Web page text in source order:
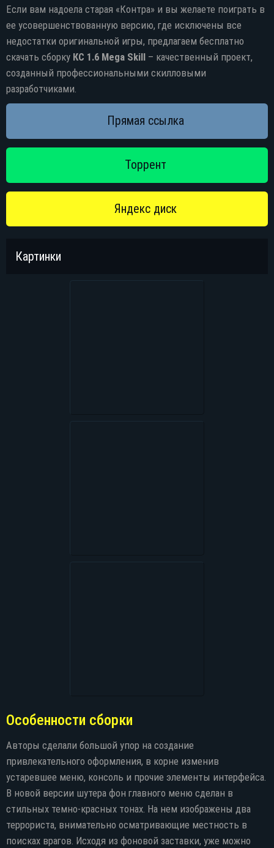
Если вам надоела старая «Контра» и вы желаете поиграть в
ее усовершенствованную версию, где исключены все
недостатки оригинальной игры, предлагаем бесплатно
скачать сборку КС 1.6 Mega Skill – качественный проект,
созданный профессиональными скилловыми
разработчиками.
Картинки
Особенности сборки
Авторы сделали большой упор на создание
привлекательного оформления, в корне изменив
устаревшее меню, консоль и прочие элементы интерфейса.
В новой версии шутера фон главного меню сделан в
стильных темно-красных тонах. На нем изображены два
террориста, внимательно осматривающие местность в
поисках врагов. Исходя из фоновой заставки, уже можно